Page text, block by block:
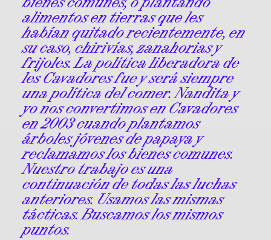
alimentos en tierras que les
habían quitado recientemente, en
su caso, chirivías, zanahorias y
frijoles. La política liberadora de
les Cavadores fue y será siempre
una política del comer. Nandita y
yo nos convertimos en Cavadores
en 2003 cuando plantamos
árboles jóvenes de papaya y
reclamamos los bienes comunes.
Nuestro trabajo es una
continuación de todas las luchas
anteriores. Usamos las mismas
tácticas. Buscamos los mismos
puntos.